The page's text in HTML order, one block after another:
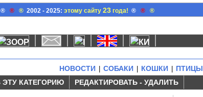
® ® ® 2002 - 2025:этому сайту23 года! ® ® ®
НОВОСТИ СОБАКИ КОШКИ ПТИЦЫ
КАТЕГОРИЮ РЕДАКТИРОВАТЬ - УДАЛИТЬ